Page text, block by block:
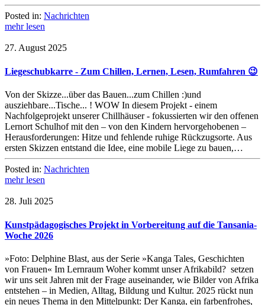
Posted in: Nachrichten
mehr lesen
27. August 2025
Liegeschubkarre - Zum Chillen, Lernen, Lesen, Rumfahren 😉
Von der Skizze...über das Bauen...zum Chillen :)und
ausziehbare...Tische... ! WOW In diesem Projekt - einem
Nachfolgeprojekt unserer Chillhäuser - fokussierten wir den offenen
Lernort Schulhof mit den – von den Kindern hervorgehobenen –
Herausforderungen: Hitze und fehlende ruhige Rückzugsorte. Aus
ersten Skizzen entstand die Idee, eine mobile Liege zu bauen,…
Posted in: Nachrichten
mehr lesen
28. Juli 2025
Kunstpädagogisches Projekt in Vorbereitung auf die Tansania-
Woche 2026
»Foto: Delphine Blast, aus der Serie »Kanga Tales, Geschichten
von Frauen« Im Lernraum Woher kommt unser Afrikabild? setzen
wir uns seit Jahren mit der Frage auseinander, wie Bilder von Afrika
entstehen – in Medien, Alltag, Bildung und Kultur. 2025 rückt nun
ein neues Thema in den Mittelpunkt: Der Kanga, ein farbenfrohes,